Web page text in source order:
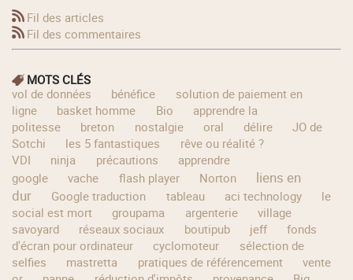
Fil des articles
Fil des commentaires
MOTS CLÉS
vol de données
bénéfice
solution de paiement en
ligne
basket homme Bio
apprendre la
politesse
breton nostalgie oral délire
JO de
Sotchi
les 5 fantastiques
rêve ou réalité ?
VDI
ninja précautions
apprendre
google
vache flash player Norton
liens en
dur
Google traduction tableau aci technology
le
social est mort
groupama argenterie
village
savoyard
réseaux sociaux boutipub jeff
fonds
d'écran pour ordinateur
cyclomoteur
sélection de
selfies
mastretta pratiques de référencement
vente